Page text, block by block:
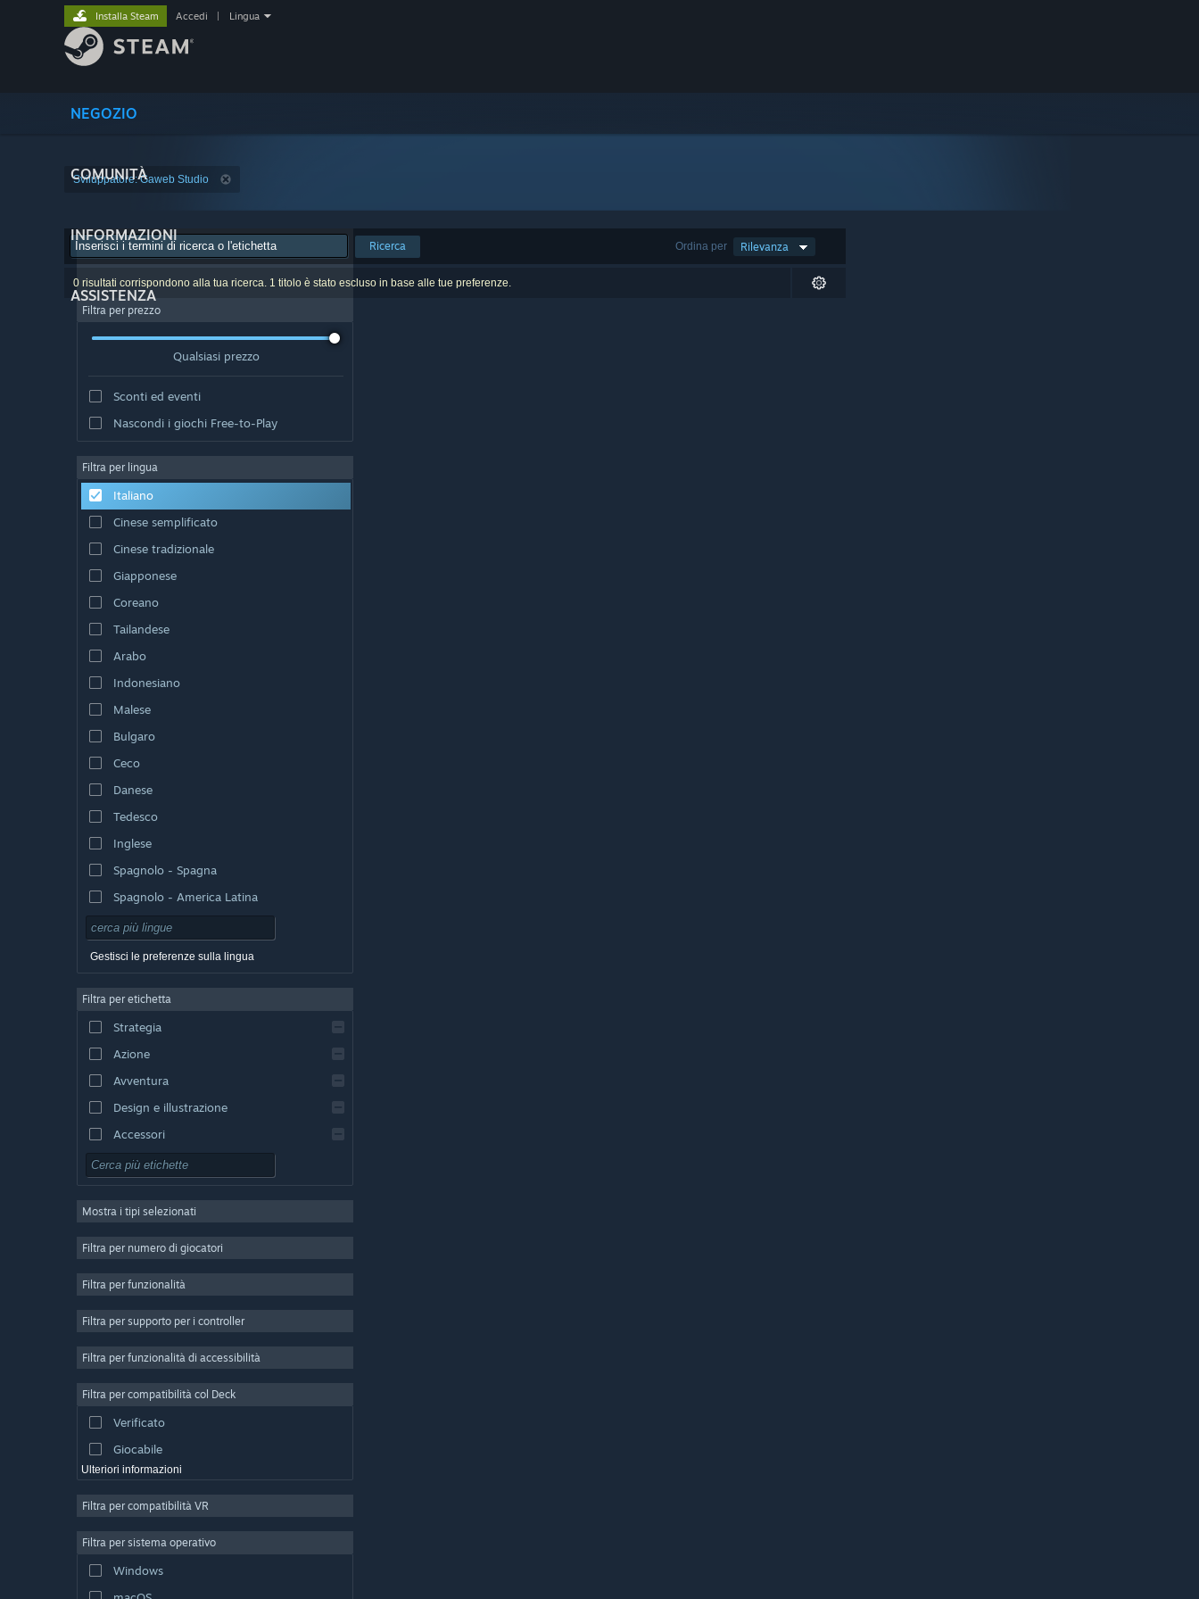
NEGOZIO
COMUNITÀ
INFORMAZIONI
ASSISTENZA
Installa Steam Accedi Lingua
Sviluppatore: Gaweb Studio
Ordina per Rilevanza
Ricerca
0 risultati corrispondono alla tua ricerca. 1 titolo è stato escluso in base alle tue preferenze.
Filtra per prezzo
Qualsiasi prezzo
Sconti ed eventi
Nascondi i giochi Free-to-Play
Filtra per lingua
Italiano
Cinese semplificato
Cinese tradizionale
Giapponese
Coreano
Tailandese
Arabo
Indonesiano
Malese
Bulgaro
Ceco
Danese
Tedesco
Inglese
Spagnolo - Spagna
Spagnolo - America Latina
Gestisci le preferenze sulla lingua
Filtra per etichetta
Strategia
Azione
Avventura
Design e illustrazione
Accessori
Free-to-Play
Multigiocatore di massa
Simulazione
Produzione di video
Fotoritocco
Mostra i tipi selezionati
Filtra per numero di giocatori
Filtra per funzionalità
Filtra per supporto per i controller
Filtra per funzionalità di accessibilità
Filtra per compatibilità col Deck
Verificato
Giocabile
Ulteriori informazioni
Filtra per compatibilità VR
Filtra per sistema operativo
Windows